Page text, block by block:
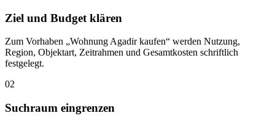
Ziel und Budget klären
Zum Vorhaben „Wohnung Agadir kaufen“ werden Nutzung,
Region, Objektart, Zeitrahmen und Gesamtkosten schriftlich
festgelegt.
02
Suchraum eingrenzen